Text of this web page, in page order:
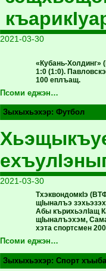
2021-03-30
«Кубань-
1:0 (1:0).
100 еплъащ.
Псоми еджэн…
Зыхыхьэхэр:Футбол
2021-03-30
ТхэквондомкIэ
щIыналъэ
Абы кърихьэлIащ
щIыналъэхэм,
хэта спортсмен
Псоми еджэн…
Зыхыхьэхэр:Спорт